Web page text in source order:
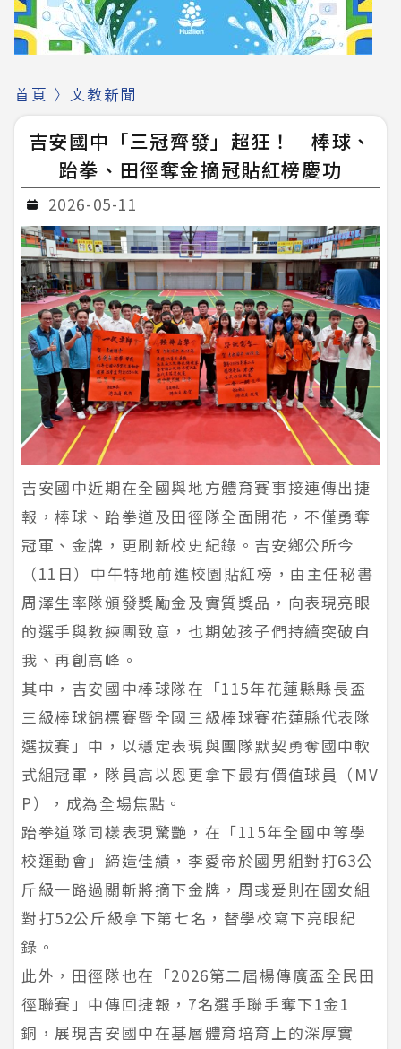
首頁 〉 文教新聞
吉安國中「三冠齊發」超狂！ 棒球、
跆拳、田徑奪金摘冠貼紅榜慶功
2026-05-11
吉安國中近期在全國與地方體育賽事接連傳出捷
報，棒球、跆拳道及田徑隊全面開花，不僅勇奪
冠軍、金牌，更刷新校史紀錄。吉安鄉公所今
（11日）中午特地前進校園貼紅榜，由主任秘書
周澤生率隊頒發獎勵金及實質獎品，向表現亮眼
的選手與教練團致意，也期勉孩子們持續突破自
我、再創高峰。
其中，吉安國中棒球隊在「115年花蓮縣縣長盃
三級棒球錦標賽暨全國三級棒球賽花蓮縣代表隊
選拔賽」中，以穩定表現與團隊默契勇奪國中軟
式組冠軍，隊員高以恩更拿下最有價值球員（MV
P），成為全場焦點。
跆拳道隊同樣表現驚艷，在「115年全國中等學
校運動會」締造佳績，李愛帝於國男組對打63公
斤級一路過關斬將摘下金牌，周彧爰則在國女組
對打52公斤級拿下第七名，替學校寫下亮眼紀
錄。
此外，田徑隊也在「2026第二屆楊傳廣盃全民田
徑聯賽」中傳回捷報，7名選手聯手奪下1金1
銅，展現吉安國中在基層體育培育上的深厚實